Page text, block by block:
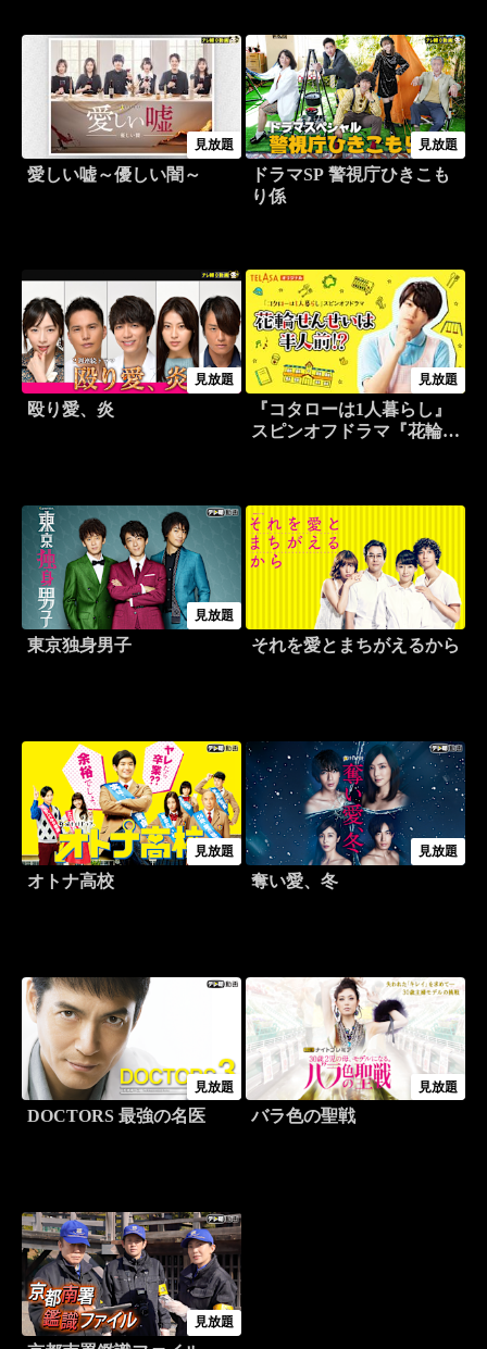
見放題
愛しい嘘～優しい闇～
見放題
ドラマSP 警視庁ひきこも
り係
見放題
殴り愛、炎
見放題
『コタローは1人暮らし』
スピンオフドラマ『花輪せ
見放題
東京独身男子 それを愛とまちがえるから
見放題
オトナ高校
見放題
奪い愛、冬
見放題
DOCTORS 最強の名医
見放題
バラ色の聖戦
見放題